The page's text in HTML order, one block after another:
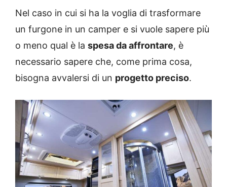
Nel caso in cui si ha la voglia di trasformare
un furgone in un camper e si vuole sapere più
o meno qual è la spesa da affrontare, è
necessario sapere che, come prima cosa,
bisogna avvalersi di un progetto preciso.